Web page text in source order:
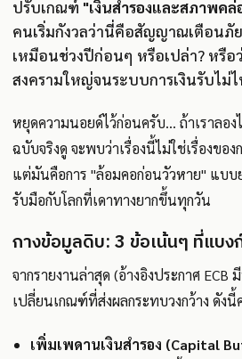
ปรับเกณฑ์ "เงินสำรองและสภาพคล่
คนเริ่มกังวลว่านี่คือสัญญาณเตือนภัย
เหมือนช่วงปีก่อนๆ หรือเปล่า? หรือ
สงครามใหญ่จนระบบการเงินรับไม่ไ
หยุดความนอยด์ไว้ก่อนครับ... ถ้าเราลอ
ฉบับจริงดู จะพบว่าเรื่องนี้ไม่ใช่เรื่องขอ
แต่มันคือการ "ล้อมคอก่อนวัวหาย" แบบ
รับมือกับโลกที่เดาทางยากขึ้นทุกวัน
กางข้อมูลดิบ: 3 ข้อเน้นๆ ที่แบง
จากรายงานล่าสุด (อ้างอิงประกาศ
เปลี่ยนเกณฑ์ที่ส่งผลกระทบวงกว้าง ดังนี้
เพิ่มเพดานเงินสำรอง (Capital